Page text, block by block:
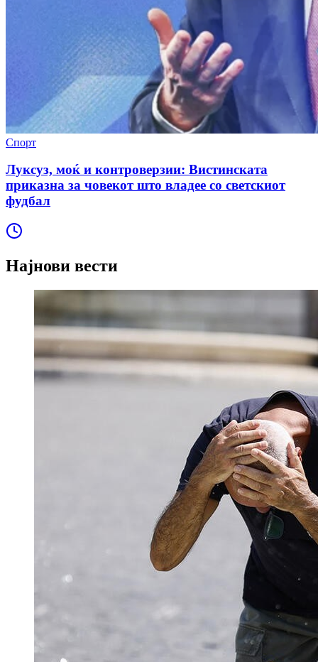
Спорт
Луксуз, моќ и контроверзии: Вистинската
приказна за човекот што владее со светскиот
фудбал
Најнови вести